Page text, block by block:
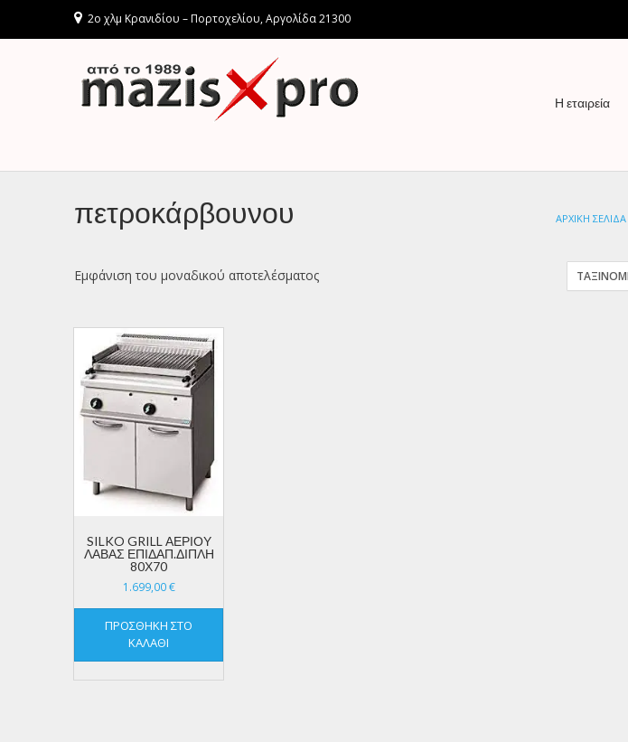
2ο χλμ Κρανιδίου – Πορτοχελίου, Αργολίδα 21300
Η εταιρεία
ΑΡΧΙΚΉ ΣΕΛΊΔΑ
πετροκάρβουνου
Εμφάνιση του μοναδικού αποτελέσματος
SILKO GRILL ΑΕΡΙΟΥ
ΛΑΒΑΣ ΕΠΙΔΑΠ.ΔΙΠΛΗ
80Χ70
1.699,00€
ΠΡΟΣΘΉΚΗ ΣΤΟ
ΚΑΛΆΘΙ